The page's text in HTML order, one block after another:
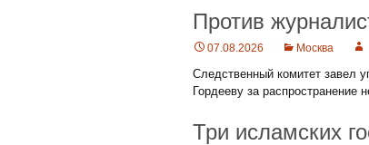
Против
07.08.2026 Москва
Следственный комитет завел
Гордееву за распространение
Три исламских